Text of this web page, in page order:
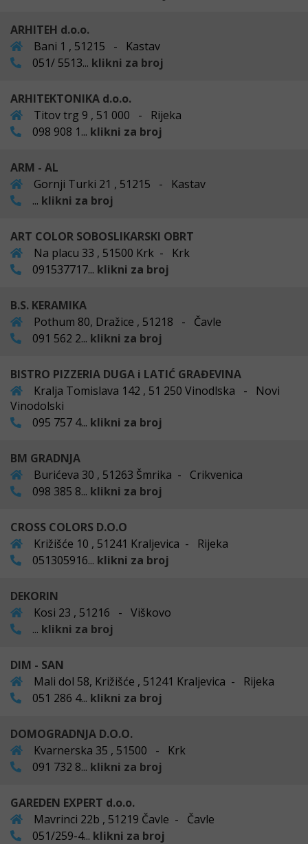
ARHITEH d.o.o.
Bani 1 , 51215 - Kastav
051/ 5513... klikni za broj
ARHITEKTONIKA d.o.o.
Titov trg 9 , 51 000 - Rijeka
098 908 1... klikni za broj
ARM - AL
Gornji Turki 21 , 51215 - Kastav
... klikni za broj
ART COLOR SOBOSLIKARSKI OBRT
Na placu 33 , 51500 Krk - Krk
091537717... klikni za broj
B.S. KERAMIKA
Pothum 80, Dražice , 51218 - Čavle
091 562 2... klikni za broj
BISTRO PIZZERIA DUGA i LATIĆ GRAĐEVINA
Kralja Tomislava 142 , 51 250 Vinodlska - Novi
Vinodolski
095 757 4... klikni za broj
BM GRADNJA
Burićeva 30 , 51263 Šmrika - Crikvenica
098 385 8... klikni za broj
CROSS COLORS D.O.O
Križišće 10 , 51241 Kraljevica - Rijeka
051305916... klikni za broj
DEKORIN
Kosi 23 , 51216 - Viškovo
... klikni za broj
DIM - SAN
Mali dol 58, Križišće , 51241 Kraljevica - Rijeka
051 286 4... klikni za broj
DOMOGRADNJA D.O.O.
Kvarnerska 35 , 51500 - Krk
091 732 8... klikni za broj
GAREDEN EXPERT d.o.o.
Mavrinci 22b , 51219 Čavle - Čavle
051/259-4... klikni za broj